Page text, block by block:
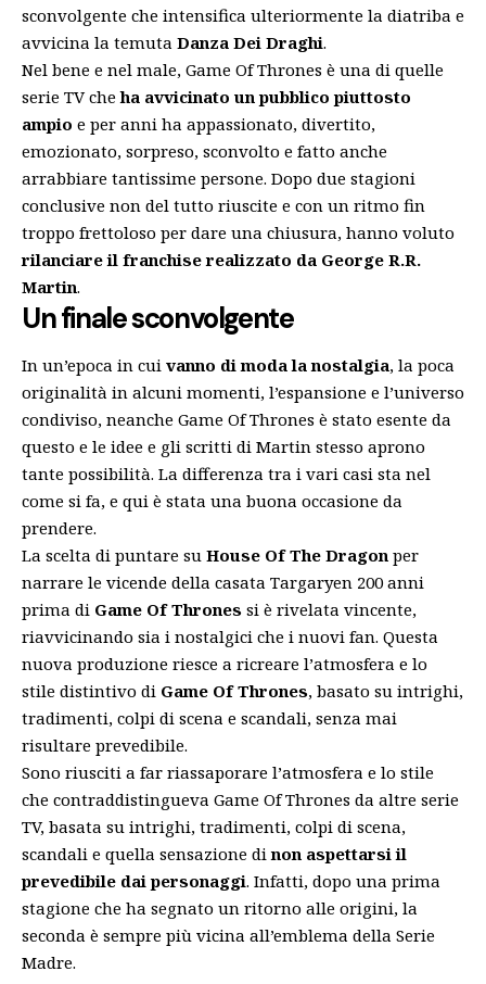
sconvolgente che intensifica ulteriormente la diatriba e
avvicina la temuta Danza Dei Draghi.
Nel bene e nel male, Game Of Thrones è una di quelle
serie TV cheha avvicinato un pubblico piuttosto
ampio e per anni ha appassionato, divertito,
emozionato, sorpreso, sconvolto e fatto anche
arrabbiare tantissime persone. Dopo due stagioni
conclusive non del tutto riuscite e con un ritmo fin
troppo frettoloso per dare una chiusura, hanno voluto
rilanciare il franchise realizzato da George R.R.
Martin.
Un finale sconvolgente
In un’epoca in cui vanno di moda la nostalgia, la poca
originalità in alcuni momenti, l’espansione e l’universo
condiviso, neanche Game Of Thrones è stato esente da
questo e le idee e gli scritti di Martin stesso aprono
tante possibilità. La differenza tra i vari casi sta nel
come si fa, e qui è stata una buona occasione da
prendere.
La scelta di puntare su House Of The Dragon per
narrare le vicende della casata Targaryen 200 anni
prima di Game Of Thrones si è rivelata vincente,
riavvicinando sia i nostalgici che i nuovi fan. Questa
nuova produzione riesce a ricreare l’atmosfera e lo
stile distintivo di Game Of Thrones, basato su intrighi,
tradimenti, colpi di scena e scandali, senza mai
risultare prevedibile.
Sono riusciti a far riassaporare l’atmosfera e lo stile
che contraddistingueva Game Of Thrones da altre serie
TV, basata su intrighi, tradimenti, colpi di scena,
scandali e quella sensazione dinon aspettarsi il
prevedibile dai personaggi. Infatti, dopo una prima
stagione che ha segnato un ritorno alle origini, la
seconda è sempre più vicina all’emblema della Serie
Madre.